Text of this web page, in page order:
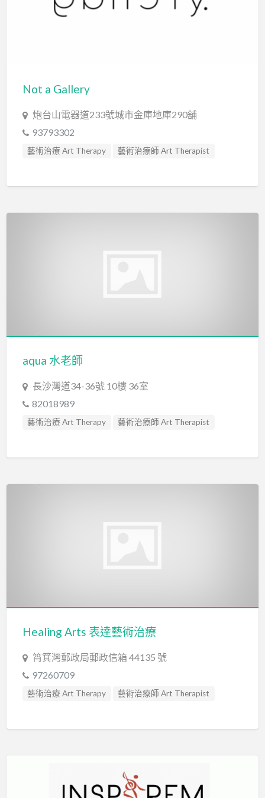
Not a Gallery
炮台山電器道233號城市金庫地庫290舖
93793302
藝術治療 Art Therapy 藝術治療師 Art Therapist
aqua 水老師
長沙灣道34-36號 10樓 36室
82018989
藝術治療 Art Therapy 藝術治療師 Art Therapist
Healing Arts 表達藝術治療
筲箕灣郵政局郵政信箱 44135 號
97260709
藝術治療 Art Therapy 藝術治療師 Art Therapist